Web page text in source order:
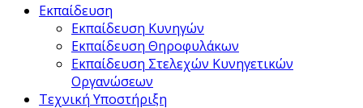
Εκπαίδευση
Εκπαίδευση Κυνηγών
Εκπαίδευση Θηροφυλάκων
Εκπαίδευση Στελεχών Κυνηγετικών
Οργανώσεων
Τεχνική Υποστήριξη